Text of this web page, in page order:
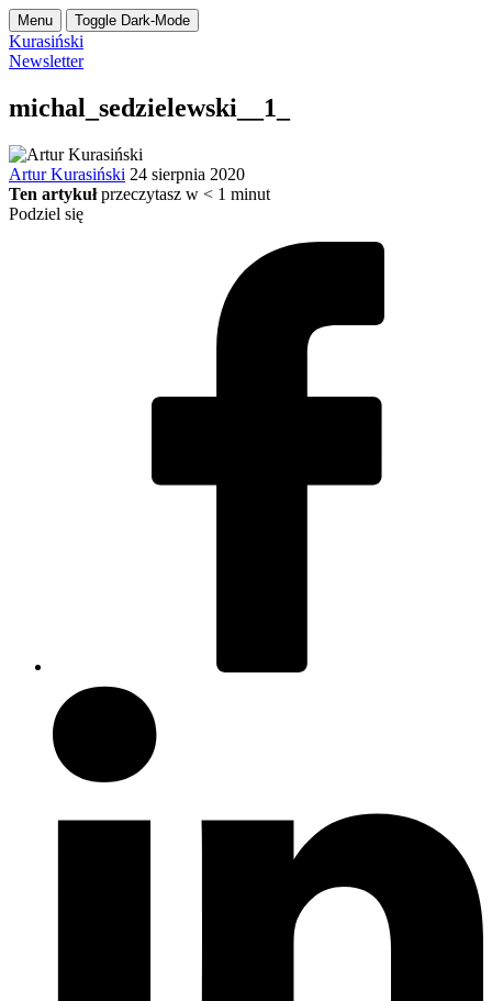
Menu Toggle Dark-Mode
Kurasiński
Newsletter
michal_sedzielewski__1_
Artur Kurasiński 24 sierpnia 2020
Ten artykuł przeczytasz w < 1 minut
Podziel się